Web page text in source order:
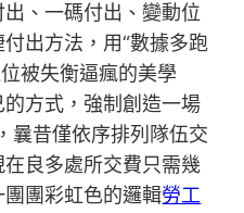
、一碼付出、變動位
出方法，用“數據多跑
被失衡逼瘋的美學
方式，強制創造一場
曩昔僅依序排列隊伍交
良多處所交費只需幾
團彩虹色的邏輯勞工